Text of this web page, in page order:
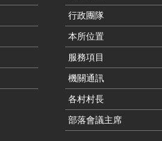
行政團隊
本所位置
服務項目
機關通訊
各村村長
部落會議主席